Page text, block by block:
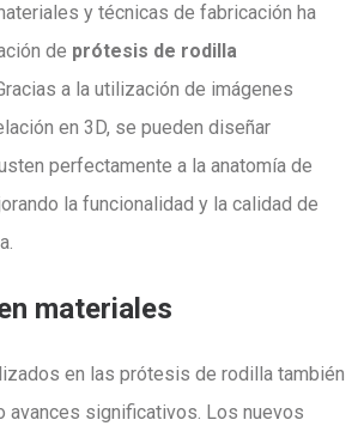
y técnicas de fabricación ha
de prótesis de rodilla
a la utilización de imágenes
en 3D, se pueden diseñar
perfectamente a la anatomía de
la funcionalidad y la calidad de
materiales
en las prótesis de rodilla también
avances significativos. Los nuevos